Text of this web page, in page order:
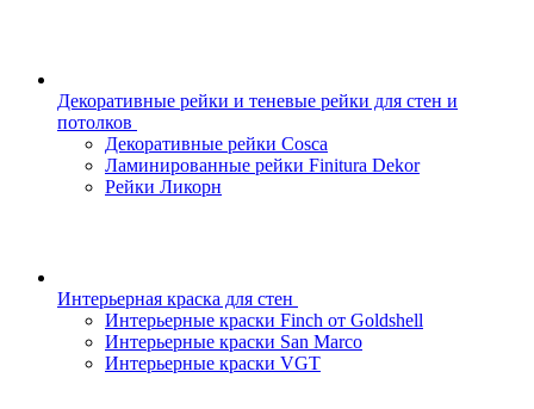
Декоративные рейки и теневые рейки для стен и
потолков
Декоративные рейки Cosca
Ламинированные рейки Finitura Dekor
Рейки Ликорн
Интерьерная краска для стен
Интерьерные краски Finch от Goldshell
Интерьерные краски San Marco
Интерьерные краски VGT